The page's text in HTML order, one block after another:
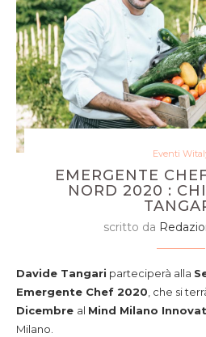
Eventi
EMERGENTE
NORD 2020 :
scritto da
Davide Tangari parteciperà alla
Emergente Chef 2020 , che si
Dicembre al Mind Milano
Milano.